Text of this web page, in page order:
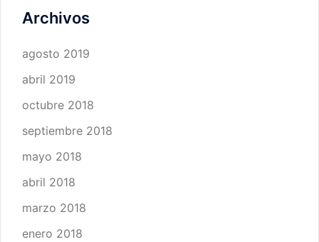
Archivos
agosto 2019
abril 2019
octubre 2018
septiembre 2018
mayo 2018
abril 2018
marzo 2018
enero 2018